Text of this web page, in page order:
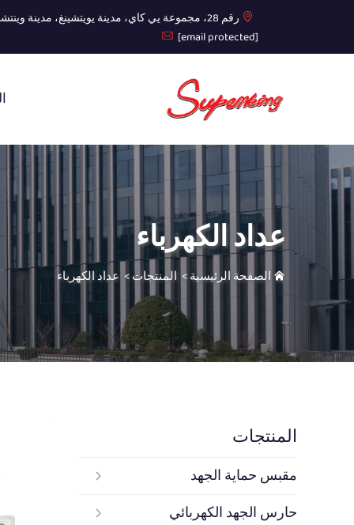
رقم 28، مجموعة يي كاي، مدينة يويتشينغ، مدينة وينتشو، مقاطعة تشيجيانغ
[email protected]
عداد الكهرباء
الصفحة الرئيسية> المنتجات> عداد الكهرباء
المنتجات
مقبس حماية الجهد
حارس الجهد الكهربائي